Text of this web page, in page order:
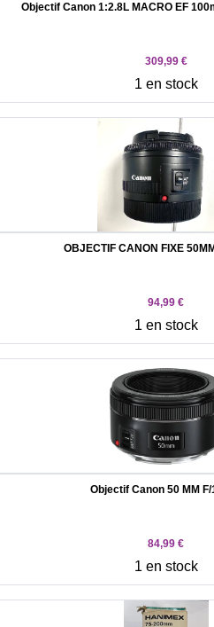
Objectif Canon 1:2.8L MACRO EF
309,99 €
1 en stock
OBJECTIF CANON FIXE
94,99 €
1 en stock
Objectif Canon 50 MM F/
84,99 €
1 en stock